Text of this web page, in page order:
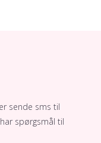
sende sms til
spørgsmål til